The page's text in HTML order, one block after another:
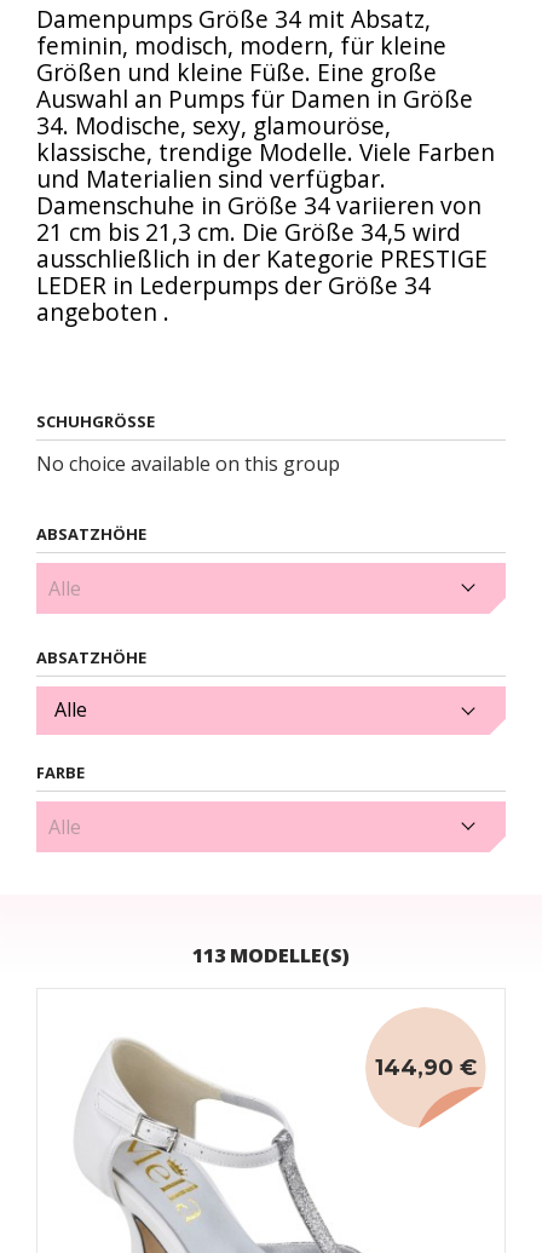
Damenpumps Größe 34 mit Absatz,
feminin, modisch, modern, für kleine
Größen und kleine Füße. Eine große
Auswahl an Pumps für Damen in Größe
34. Modische, sexy, glamouröse,
klassische, trendige Modelle. Viele Farben
und Materialien sind verfügbar.
Damenschuhe in Größe 34 variieren von
21 cm bis 21,3 cm. Die Größe 34,5 wird
ausschließlich in der Kategorie PRESTIGE
LEDER in Lederpumps derGröße 34
angeboten .
SCHUHGRÖSSE
No choice available on this group
ABSATZHÖHE
2cm (1)
ABSATZHÖHE
Alle
FARBE
Beige (4)
113 MODELLE(S)
144,90 €